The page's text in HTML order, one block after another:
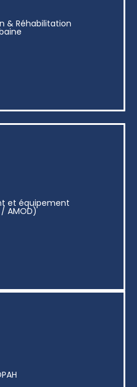
& Réhabilitation
et équipement
AMOD)